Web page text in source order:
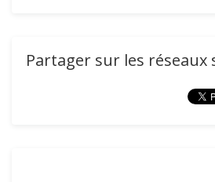
Partager sur les réseaux